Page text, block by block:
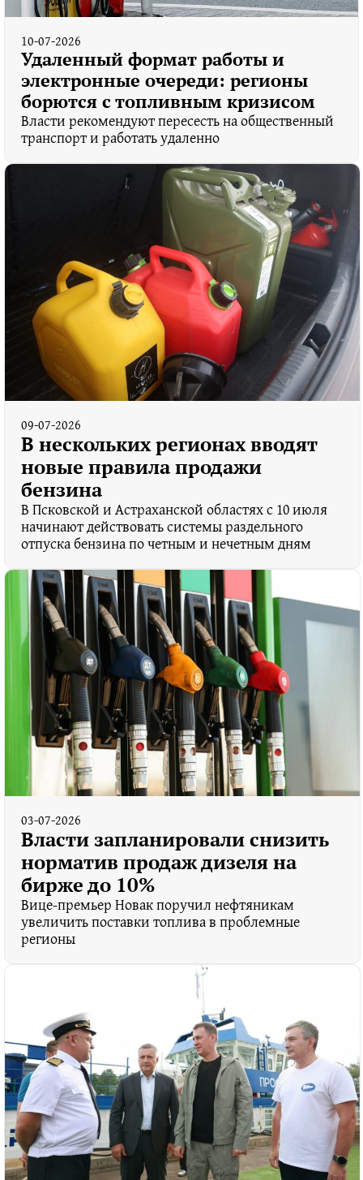
10-07-2026
Удаленный формат работы и
электронные очереди: регионы
борются с топливным кризисом
Власти рекомендуют пересесть на общественный
транспорт и работать удаленно
09-07-2026
В нескольких регионах вводят
новые правила продажи
бензина
В Псковской и Астраханской областях с 10 июля
начинают действовать системы раздельного
отпуска бензина по четным и нечетным дням
03-07-2026
Власти запланировали снизить
норматив продаж дизеля на
бирже до 10%
Вице-премьер Новак поручил нефтяникам
увеличить поставки топлива в проблемные
регионы